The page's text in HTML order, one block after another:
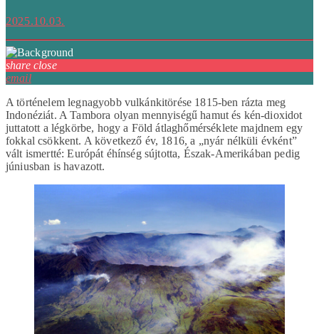
2025.10.03.
share close
email
A történelem legnagyobb vulkánkitörése 1815-ben rázta meg
Indonéziát. A Tambora olyan mennyiségű hamut és kén-dioxidot
juttatott a légkörbe, hogy a Föld átlaghőmérséklete majdnem egy
fokkal csökkent. A következő év, 1816, a „nyár nélküli évként”
vált ismertté: Európát éhínség sújtotta, Észak-Amerikában pedig
júniusban is havazott.